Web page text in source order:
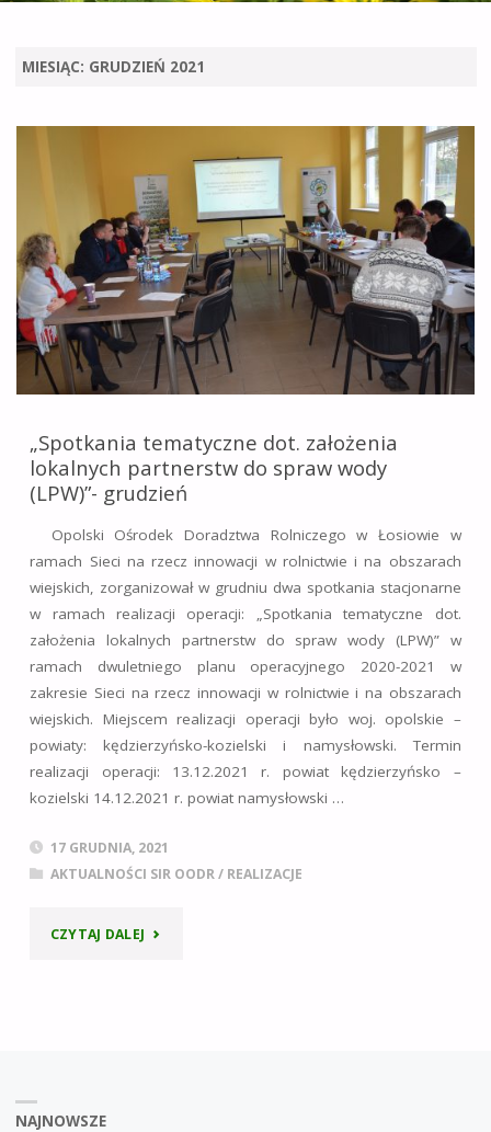
MIESIĄC: GRUDZIEŃ 2021
„Spotkania tematyczne dot. założenia
lokalnych partnerstw do spraw wody
(LPW)”- grudzień
Opolski Ośrodek Doradztwa Rolniczego w Łosiowie w
ramach Sieci na rzecz innowacji w rolnictwie i na obszarach
wiejskich, zorganizował w grudniu dwa spotkania stacjonarne
w ramach realizacji operacji: „Spotkania tematyczne dot.
założenia lokalnych partnerstw do spraw wody (LPW)” w
ramach dwuletniego planu operacyjnego 2020-2021 w
zakresie Sieci na rzecz innowacji w rolnictwie i na obszarach
wiejskich. Miejscem realizacji operacji było woj. opolskie –
powiaty: kędzierzyńsko-kozielski i namysłowski. Termin
realizacji operacji: 13.12.2021 r. powiat kędzierzyńsko –
kozielski 14.12.2021 r. powiat namysłowski …
17 GRUDNIA, 2021
AKTUALNOŚCI SIR OODR/ REALIZACJE
CZYTAJ DALEJ "„SPOTKANIA
NAJNOWSZE